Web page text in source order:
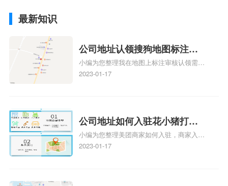
最新知识
公司地址认领搜狗地图标注多
久审核？公司地址认领地图标
注多久审核？
小编为您整理我在地图上标注审核认领需要
多久、我在地图上标注审核认领需要多久
情可查看下方正文！
2023-01-17
公司地址如何入驻花小猪打车
地图标记？指路人地图标注服
务中心铺如何入驻花小猪打车
小编为您整理美团商家如何入驻，商家入驻
教程、商家如何入驻地图、如何入驻地:、
2023-01-17